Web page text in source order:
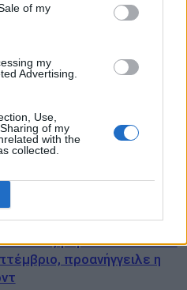
of my
my
Advertising.
Use,
of my
with the
collected.
τον Σεπτέμβριο» –
νέα αύξηση των επιτοκίων
προανήγγειλε η